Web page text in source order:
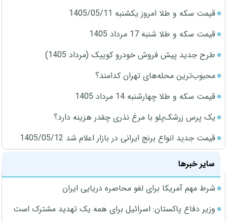
قیمت سکه و طلا امروز یکشنبه 1405/05/11
قیمت سکه و طلا شنبه 17 مرداد 1405
طرح جدید پیش فروش خودرو کوییک (مرداد 1405)
محبوب‌ترین محله‌های تهران کدامند؟
قیمت سکه و طلا چهارشنبه 14 مرداد 1405
یک پرس زرشک‌پلو با مرغ نذری چقدر هزینه دارد؟
قیمت جدید انواع برنج ایرانی در بازار اعلام شد 1405/05/12
سایر خبرها
شرط مهم آمریکا برای لغو محاصره دریایی ایران
وزیر دفاع پاکستان: اسرائیل برای همه یک تهدید مشترک است